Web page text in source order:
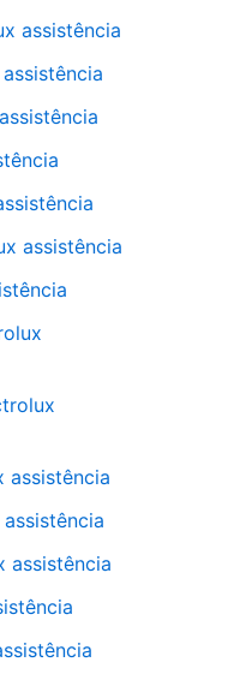
assistência
assistência
assistência
assistência